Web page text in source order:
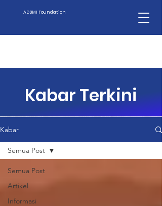
ADBMI Foundation
Kabar Terkini
Kabar
Semua Post
Artikel
Informasi
Semua Post